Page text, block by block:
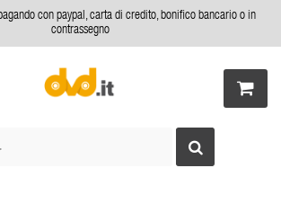
con paypal, carta di credito, bonifico bancario o in
contrassegno